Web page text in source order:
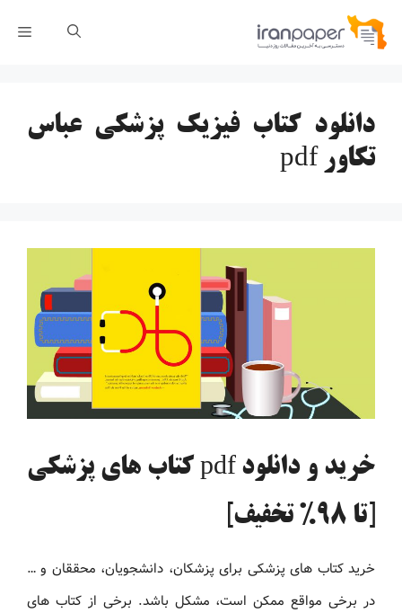
پرش
دانلود کتاب فیزیک پزشکی عباس
تکاور pdf
خرید و دانلود pdf کتاب های پزشکی
[تا 98% تخفیف]
خرید کتاب های پزشکی برای پزشکان، دانشجویان، محققان و …
در برخی مواقع ممکن است، مشکل باشد. برخی از کتاب های